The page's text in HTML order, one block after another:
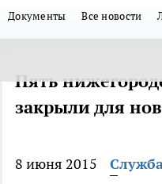
Документы Все новости
Пять
закрыли для
8 июня 2015